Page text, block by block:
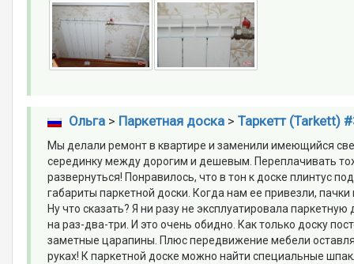
Ольга> Паркетная доска> Таркетт (Tarkett)
Мы делали ремонт в квартире и заменили имеющийся
серединку между дорогим и дешевым. Переплачивать
развернуться! Понравилось, что в тон к доске плинтус
габариты паркетной доски. Когда нам ее привезли,
Ну что сказать? Я ни разу не эксплуатировала
на раз-два-три. И это очень обидно. Как только доску
заметные царапины. Плюс передвижение мебели
руках! К паркетной доске можно найти специальные